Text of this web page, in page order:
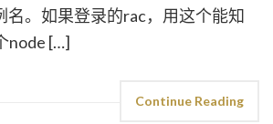
名。如果登录的rac，用这个能知
node […]
Continue Reading